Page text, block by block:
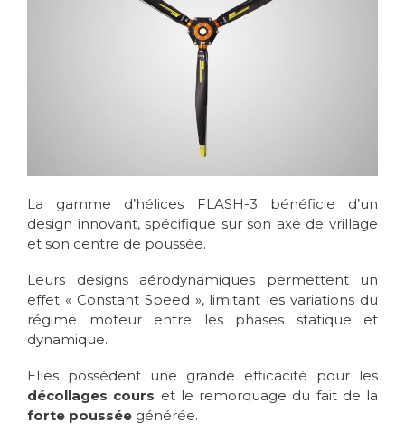
La gamme d’hélices FLASH-3 bénéficie d’un
design innovant, spécifique sur son axe de vrillage
et son centre de poussée.
Leurs designs aérodynamiques permettent un
effet « Constant Speed », limitant les variations du
régime moteur entre les phases statique et
dynamique.
Elles possèdent une grande efficacité pour les
décollages cours et le remorquage du fait de la
forte poussée générée.